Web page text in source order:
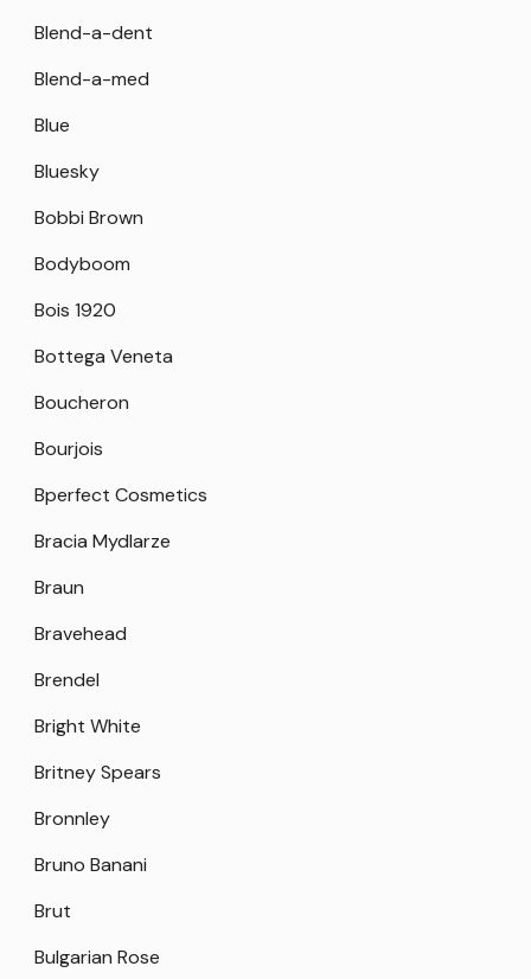
Blend-a-dent
Blend-a-med
Blue
Bluesky
Bobbi Brown
Bodyboom
Bois 1920
Bottega Veneta
Boucheron
Bourjois
Bperfect Cosmetics
Bracia Mydlarze
Braun
Bravehead
Brendel
Bright White
Britney Spears
Bronnley
Bruno Banani
Brut
Bulgarian Rose